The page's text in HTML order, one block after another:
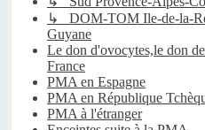
↳ DOM-TOM Ile-de-la-
Guyane
Le don d'ovocytes,le don
France
PMA en Espagne
PMA en République
PMA à l'étranger